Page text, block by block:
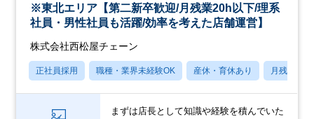
※東北エリア【第二新卒歓迎/月残業20h以下/理系
社員・男性社員も活躍/効率を考えた店舗運営】
株式会社西松屋チェーン
正社員採用 職種・業界未経験OK 産休・育休あり 月残業20
まずは店長として知識や経験を積んでいた